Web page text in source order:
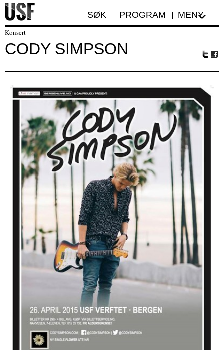
SØK PROGRAM MENY
Konsert
CODY SIMPSON
r
oo
k